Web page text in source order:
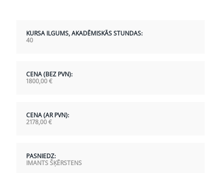
KURSA ILGUMS, AKADĒMISKĀS STUNDAS:
40
CENA (BEZ PVN):
1800,00€
CENA (AR PVN):
2178,00€
PASNIEDZ:
IMANTS ŠĶĒRSTENS